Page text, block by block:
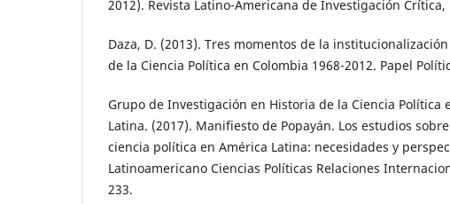
2012). Revista Latino-Americana de Investigación Crítica,
Daza, D. (2013). Tres momentos de la
de la Ciencia Política en Colombia 1968-2012. Papel
Grupo de Investigación en Historia de la Ciencia Política
Latina. (2017). Manifiesto de Popayán. Los estudios
ciencia política en América Latina: necesidades y
Latinoamericano Ciencias Políticas Relaciones
233.